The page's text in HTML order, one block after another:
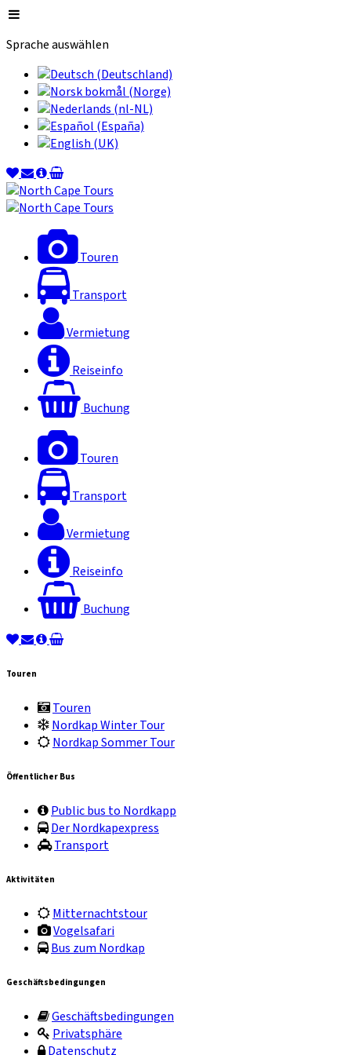
Sprache auswählen
Touren
Transport
Vermietung
Reiseinfo
Buchung
Touren
Transport
Vermietung
Reiseinfo
Buchung
Touren
Touren
Nordkap Winter Tour
Nordkap Sommer Tour
Öffentlicher Bus
Public bus to Nordkapp
Der Nordkapexpress
Transport
Aktivitäten
Mitternachtstour
Vogelsafari
Bus zum Nordkap
Geschäftsbedingungen
Geschäftsbedingungen
Privatsphäre
Datenschutz